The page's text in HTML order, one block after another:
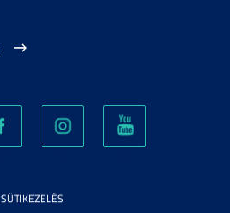
SÜTIKEZELÉS